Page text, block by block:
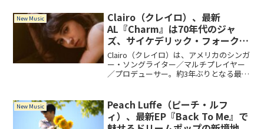
曲と、アルバム全体の聴きどころを紹
介。
New Music
Clairo（クレイロ）、最新
AL『Charm』は70年代のジャ
ズ、サイケデリック・フォークと
ソウルのグルーヴにインスパイア
された作品！
Clairo（クレイロ）は、アメリカのシンガ
ー・ソングライター／マルチプレイヤー
／プロデューサー。約3年ぶりとなる最新
のグルーヴにインスパイアされた、温か
みのある作品。アルバムには、Clairoが特
別な人に見られたい、注目されたいと切
New Music
Peach Luffe（ピーチ・ルフ
ィ）、最新EP『Back To Me』で